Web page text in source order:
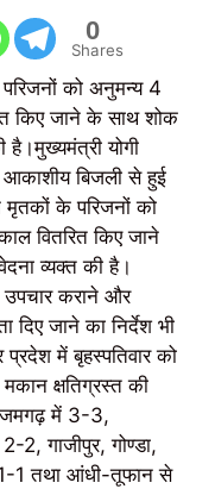
0
Shares
को अनुमन्य 4
किए जाने के साथ शोक
है।मुख्यमंत्री योगी
बिजली से हुई
मृतकों के परिजनों को
वितरित किए जाने
व्यक्त की है।
उपचार कराने और
दिए जाने का निर्देश भी
में बृहस्पतिवार को
क्षतिग्रस्त की
में 3-3,
2, गाजीपुर, गोण्डा,
1-1 तथा आंधी-तूफान से